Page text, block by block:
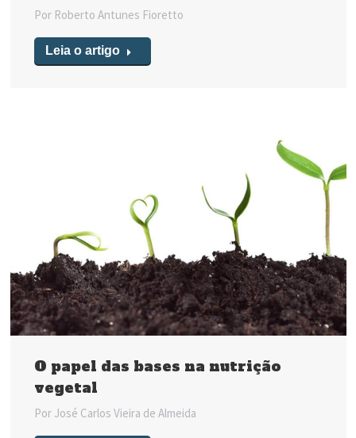
Por Roberto Antunes Fioretto
Leia o artigo
O papel das bases na nutrição
vegetal
Por José Carlos Vieira de Almeida